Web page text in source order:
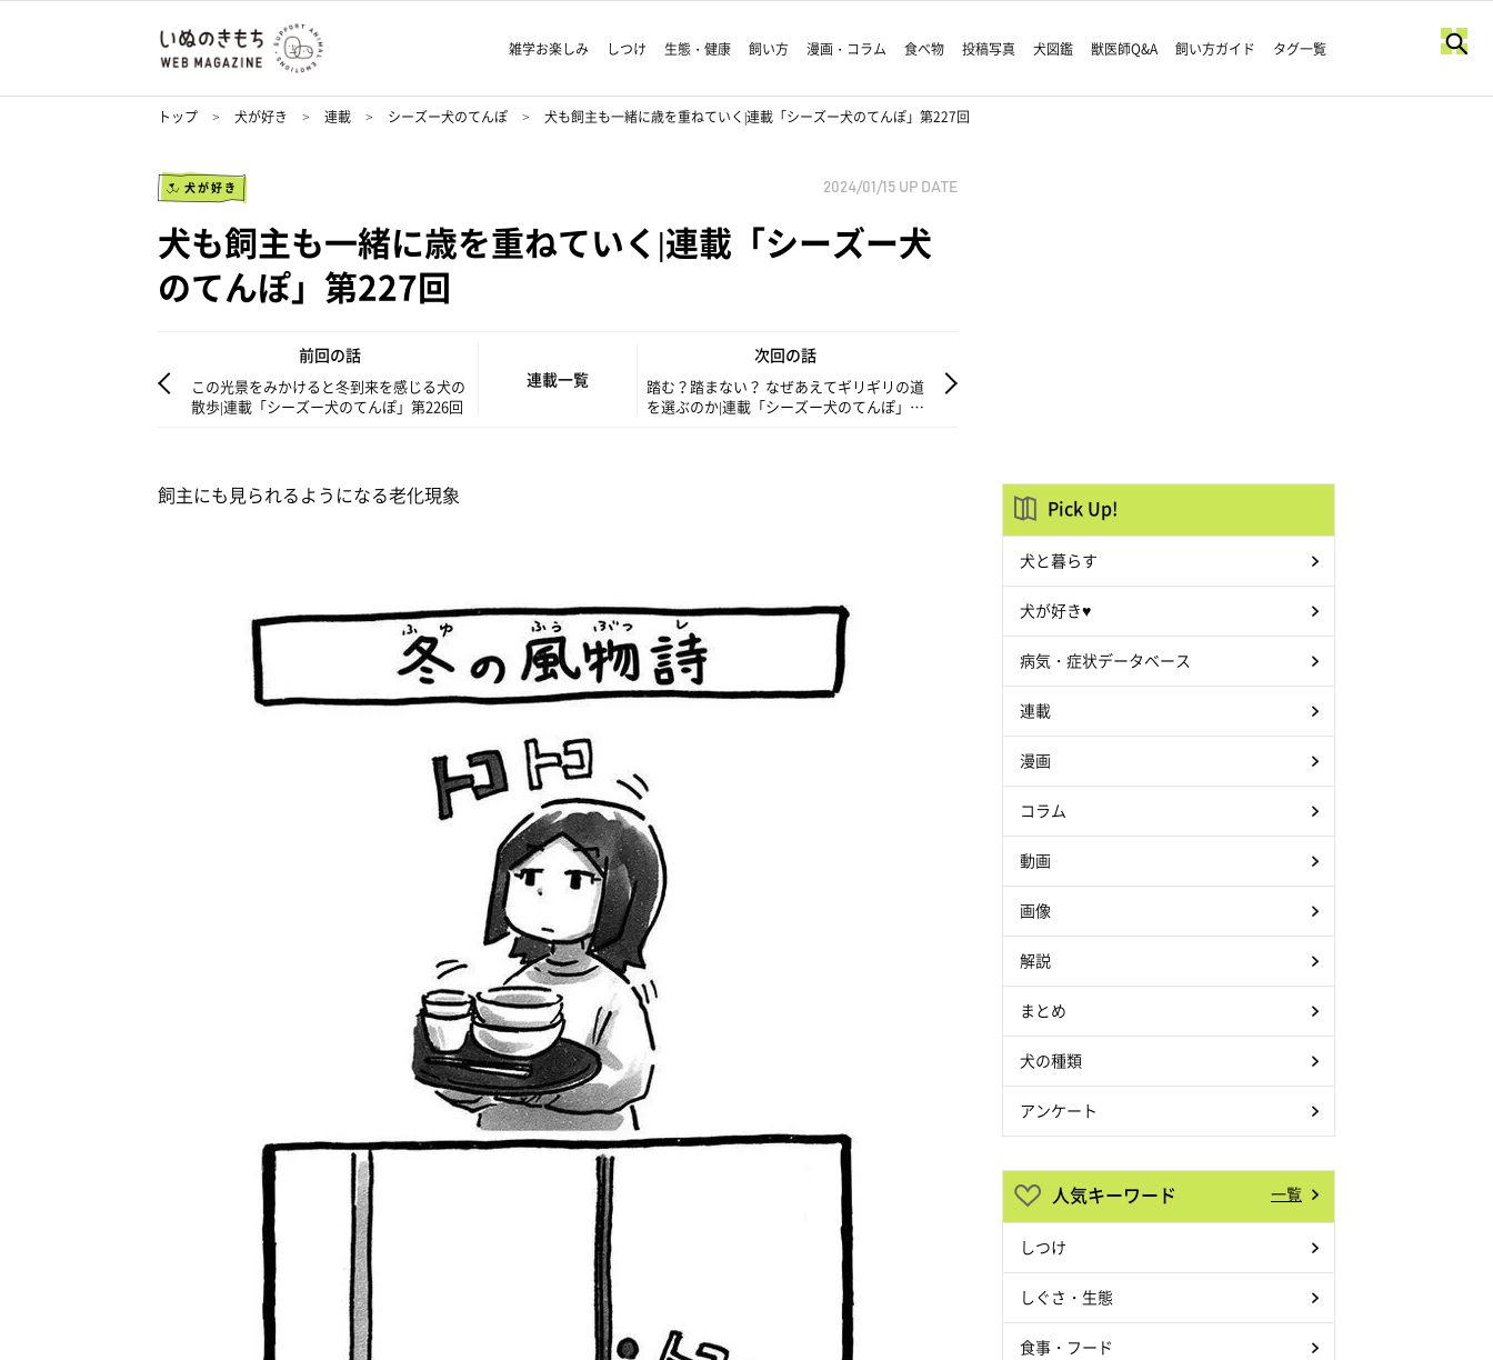
雑学お楽しみ しつけ 生態・健康 飼い方 漫画・コラム 食べ物 投稿写真 犬図鑑 獣医師Q&A 飼い方ガイド タグ一覧
トップ 犬が好き 連載 シーズー犬のてんぽ 犬も飼主も一緒に歳を重ねていく|連載「シーズー犬のてんぽ」第227回
犬が好き 2024/01/15 UP DATE
犬も飼主も一緒に歳を重ねていく|連載「シーズー犬
のてんぽ」第227回
前回の話
この光景をみかけると冬到来を感じる犬の
散歩|連載「シーズー犬のてんぽ」第226回
連載一覧
次回の話
踏む？踏まない？ なぜあえてギリギリの道
を選ぶのか|連載「シーズー犬のてんぽ」第
飼主にも見られるようになる老化現象 Pick Up!
犬と暮らす
犬が好き♥
病気・症状データベース
連載
漫画
コラム
動画
画像
解説
まとめ
犬の種類
アンケート
人気キーワード 一覧
しつけ
しぐさ・生態
食事・フード